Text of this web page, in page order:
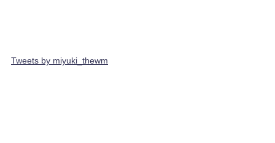
Tweets by miyuki_thewm